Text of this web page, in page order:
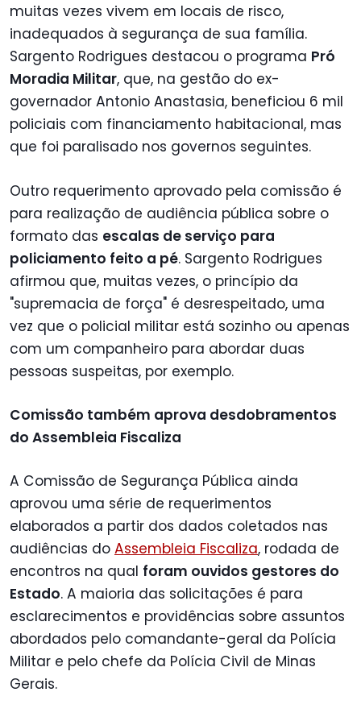
muitas vezes vivem em locais de risco,
inadequados à segurança de sua família.
Sargento Rodrigues destacou o programa Pró
Moradia Militar, que, na gestão do ex-
governador Antonio Anastasia, beneficiou 6 mil
policiais com financiamento habitacional, mas
que foi paralisado nos governos seguintes.
Outro requerimento aprovado pela comissão é
para realização de audiência pública sobre o
formato das escalas de serviço para
policiamento feito a pé. Sargento Rodrigues
afirmou que, muitas vezes, o princípio da
"supremacia de força" é desrespeitado, uma
vez que o policial militar está sozinho ou apenas
com um companheiro para abordar duas
pessoas suspeitas, por exemplo.
Comissão também aprova desdobramentos
do Assembleia Fiscaliza
A Comissão de Segurança Pública ainda
aprovou uma série de requerimentos
elaborados a partir dos dados coletados nas
audiências do Assembleia Fiscaliza, rodada de
encontros na qual foram ouvidos gestores do
Estado. A maioria das solicitações é para
esclarecimentos e providências sobre assuntos
abordados pelo comandante-geral da Polícia
Militar e pelo chefe da Polícia Civil de Minas
Gerais.